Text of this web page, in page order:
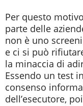
Per questo
parte delle
non è uno
e ci si può
la minaccia di
Essendo un test
consenso
dell’esecutore,